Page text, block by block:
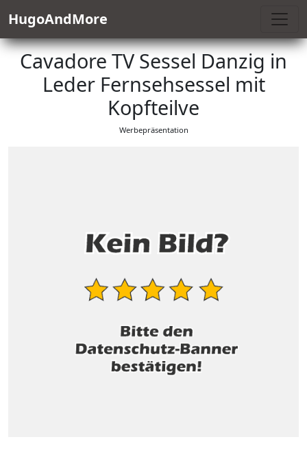
HugoAndMore
Cavadore TV Sessel Danzig in
Leder Fernsehsessel mit
Kopfteilve
Werbepräsentation